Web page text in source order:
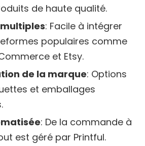
de haute qualité.
: Facile à intégrer
populaires comme
et Etsy.
de la marque: Options
et emballages
: De la commande à
est géré par Printful.